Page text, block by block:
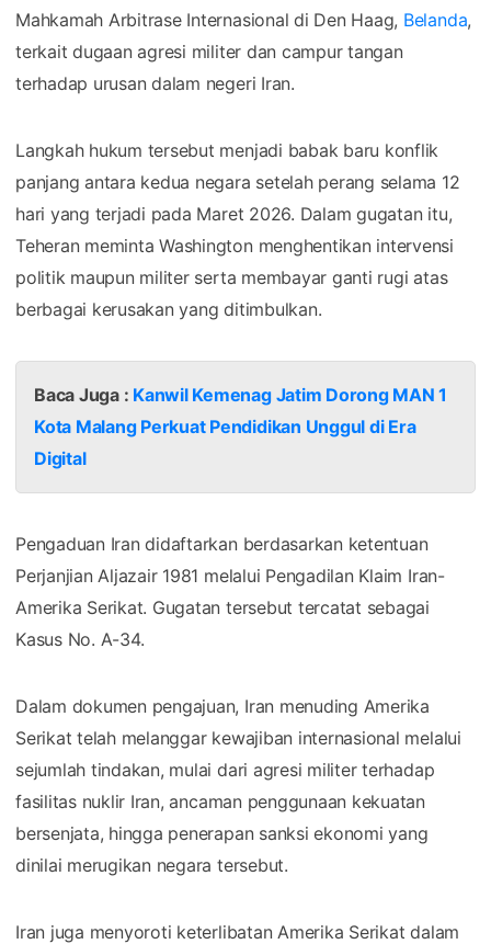
Mahkamah Arbitrase Internasional di Den Haag, Belanda,
terkait dugaan agresi militer dan campur tangan
terhadap urusan dalam negeri Iran.
Langkah hukum tersebut menjadi babak baru konflik
panjang antara kedua negara setelah perang selama 12
hari yang terjadi pada Maret 2026. Dalam gugatan itu,
Teheran meminta Washington menghentikan intervensi
politik maupun militer serta membayar ganti rugi atas
berbagai kerusakan yang ditimbulkan.
Baca Juga : Kanwil Kemenag Jatim Dorong MAN 1
Kota Malang Perkuat Pendidikan Unggul di Era
Digital
Pengaduan Iran didaftarkan berdasarkan ketentuan
Perjanjian Aljazair 1981 melalui Pengadilan Klaim Iran-
Amerika Serikat. Gugatan tersebut tercatat sebagai
Kasus No. A-34.
Dalam dokumen pengajuan, Iran menuding Amerika
Serikat telah melanggar kewajiban internasional melalui
sejumlah tindakan, mulai dari agresi militer terhadap
fasilitas nuklir Iran, ancaman penggunaan kekuatan
bersenjata, hingga penerapan sanksi ekonomi yang
dinilai merugikan negara tersebut.
Iran juga menyoroti keterlibatan Amerika Serikat dalam